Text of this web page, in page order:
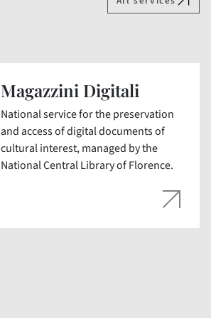
Magazzini Digitali
National service for the preservation
and access of digital documents of
cultural interest, managed by the
National Central Library of Florence.